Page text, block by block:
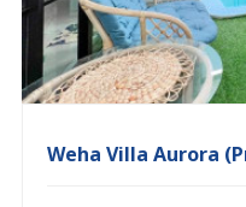
Weha Villa Aurora